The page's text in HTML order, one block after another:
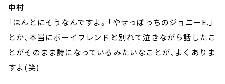
中村
「ほんとにそうなんですよ。「やせっぽっちのジョニーE.」
とか、本当にボーイフレンドと別れて泣きながら話したこ
とがそのまま詩になっているみたいなことが、よくありま
すよ(笑)